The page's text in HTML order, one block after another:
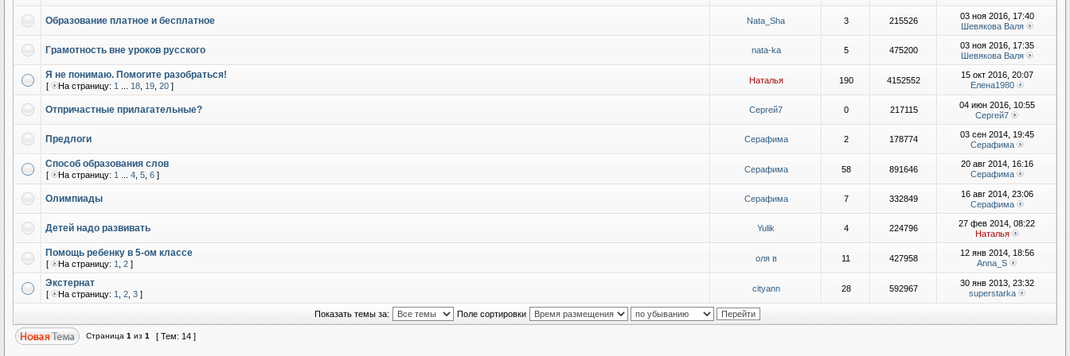
Образование платное и бесплатное Nata_Sha 3 215526
03 ноя 2016, 17:40
Шевякова Валя
Грамотность вне уроков русского nata-ka 5 475200
03 ноя 2016, 17:35
Шевякова Валя
Я не понимаю. Помогите разобраться!
[ На страницу: 1 18 19 20 ]
Наталья 190 4152552
15 окт 2016, 20:07
Елена1980
Отпричастные прилагательные? Сергей7 0 217115
04 июн 2016, 10:55
Сергей7
Предлоги Серафима 2 178774
03 сен 2014, 19:45
Серафима
Способ образования слов
[ На страницу: 1 4 5 6 ]
Серафима 58 891646
20 авг 2014, 16:16
Серафима
Олимпиады Серафима 7 332849
16 авг 2014, 23:06
Серафима
Детей надо развивать Yulik 4 224796
27 фев 2014, 08:22
Наталья
Помощь ребенку в 5-ом классе
[ На страницу: 1 2 ]
оля в 11 427958
12 янв 2014, 18:56
Anna_S
Экстернат
[ На страницу: 1 2 3 ]
cityann 28 592967
30 янв 2013, 23:32
superstarka
Показать темы за: Поле сортировки
Страница 1 из 1 [ Тем: 14 ]